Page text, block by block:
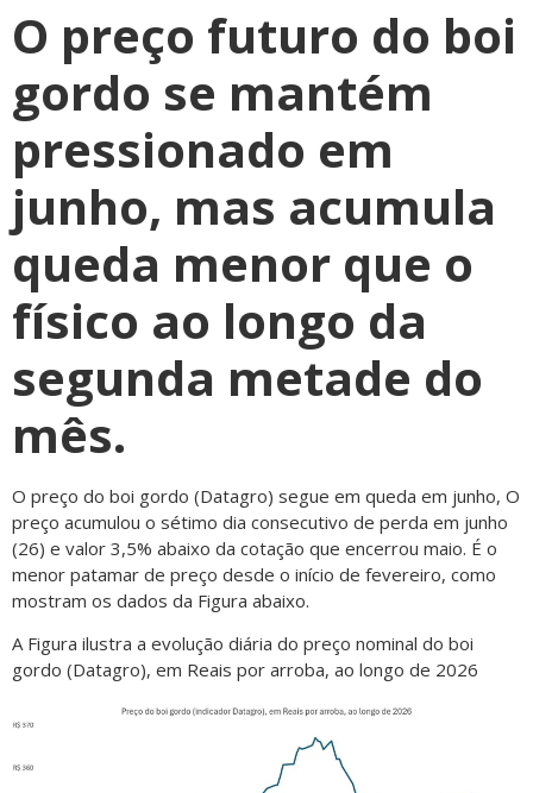
O preço futuro do boi
gordo se mantém
pressionado em
junho, mas acumula
queda menor que o
físico ao longo da
segunda metade do
mês.
O preço do boi gordo (Datagro) segue em queda em junho, O
preço acumulou o sétimo dia consecutivo de perda em junho
(26) e valor 3,5% abaixo da cotação que encerrou maio. É o
menor patamar de preço desde o início de fevereiro, como
mostram os dados da Figura abaixo.
A Figura ilustra a evolução diária do preço nominal do boi
gordo (Datagro), em Reais por arroba, ao longo de 2026